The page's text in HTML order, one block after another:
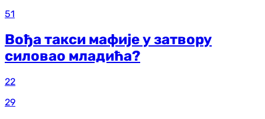
51
Вођа такси мафије у затвору
силовао младића?
22
29